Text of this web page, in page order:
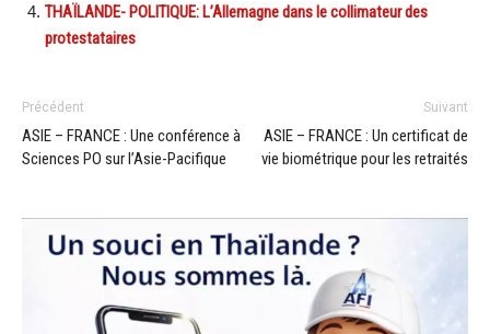
THAÏLANDE- POLITIQUE: L’Allemagne dans le collimateur des
protestataires
Précédent
ASIE – FRANCE : Une conférence à
Sciences PO sur l’Asie-Pacifique
Suivant
ASIE – FRANCE : Un certificat de
vie biométrique pour les retraités